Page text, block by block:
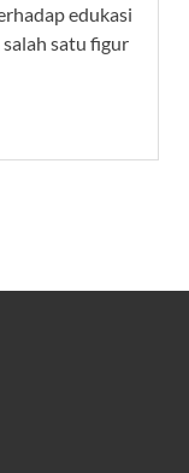
edukasi
satu figur